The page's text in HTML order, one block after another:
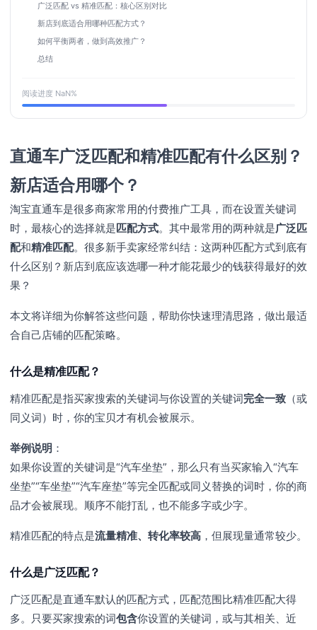
广泛匹配 vs 精准匹配：核心区别对比
新店到底适合用哪种匹配方式？
如何平衡两者，做到高效推广？
总结
阅读进度 NaN%
直通车广泛匹配和精准匹配有什么区别？
新店适合用哪个？
淘宝直通车是很多商家常用的付费推广工具，而在设置关键词
时，最核心的选择就是匹配方式。其中最常用的两种就是广泛匹
配和精准匹配。很多新手卖家经常纠结：这两种匹配方式到底有
什么区别？新店到底应该选哪一种才能花最少的钱获得最好的效
果？
本文将详细为你解答这些问题，帮助你快速理清思路，做出最适
合自己店铺的匹配策略。
什么是精准匹配？
精准匹配是指买家搜索的关键词与你设置的关键词完全一致 （或
同义词）时，你的宝贝才有机会被展示。
举例说明 ：
如果你设置的关键词是“汽车坐垫”，那么只有当买家输入“汽车
坐垫”“车坐垫”“汽车座垫”等完全匹配或同义替换的词时，你的商
品才会被展现。顺序不能打乱，也不能多字或少字。
精准匹配的特点是流量精准、转化率较高 ，但展现量通常较少。
什么是广泛匹配？
广泛匹配是直通车默认的匹配方式，匹配范围比精准匹配大得
多。只要买家搜索的词包含你设置的关键词，或与其相关、近